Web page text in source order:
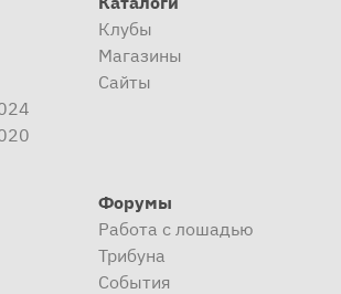
Клубы
Магазины
Сайты
Форумы
Работа с лошадью
Трибуна
События